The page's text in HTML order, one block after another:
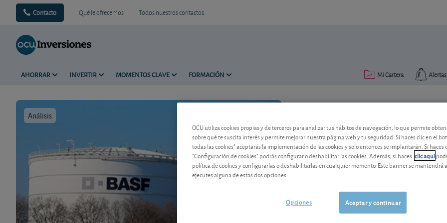
Contacto Qué le ofrecemos Todos nuestros contactos
AHORRAR INVERTIR MOMENTOS CLAVE FORMACIÓN Alertas
Mi Cartera
Análisis
BASF ha entrado en modo
El grupo químico alemán sufre los
OCU utiliza cookies propias y de terceros para analizar tus hábitos de navegación, lo que permite
sobre qué te suscita interés y permite mejorar nuestra página web y tu seguridad. Si haces clic en el
todas las cookies" aceptarás la implementación de las cookies y solo entonces se implantarán. Si haces
"Configuración de cookies" podrás configurar o deshabilitar las cookies. Además, si haces clic aquí
política de cookies y configurarlas o deshabilitarlas en cualquier momento. Este banner se mantendrá
ejecutes alguna de estas dos opciones.
Aceptar y continuar
Opciones